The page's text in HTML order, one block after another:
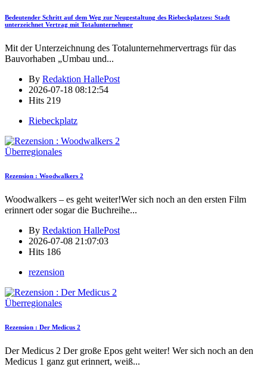
Bedeutender Schritt auf dem Weg zur Neugestaltung des Riebeckplatzes: Stadt
unterzeichnet Vertrag mit Totalunternehmer
Mit der Unterzeichnung des Totalunternehmervertrags für das
Bauvorhaben „Umbau und...
By Redaktion HallePost
2026-07-18 08:12:54
Hits 219
Riebeckplatz
Überregionales
Rezension : Woodwalkers 2
Woodwalkers – es geht weiter!Wer sich noch an den ersten Film
erinnert oder sogar die Buchreihe...
By Redaktion HallePost
2026-07-08 21:07:03
Hits 186
rezension
Überregionales
Rezension : Der Medicus 2
Der Medicus 2 Der große Epos geht weiter! Wer sich noch an den
Medicus 1 ganz gut erinnert, weiß...